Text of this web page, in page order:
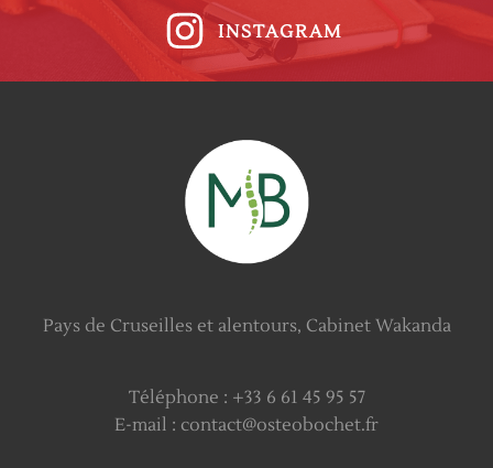
INSTAGRAM
Pays de Cruseilles et alentours, Cabinet Wakanda
Téléphone : +33 6 61 45 95 57
E-mail : contact@osteobochet.fr